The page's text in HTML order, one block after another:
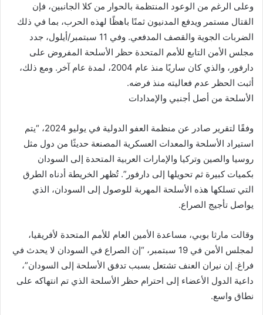
وعلى الرغم من الوعود المنتظمة بالحوار من كلا الجانبين، فإن
القتال مستمر ويدفع المدنيون ثمنًا باهظًا لهذه الحرب، بما في ذلك
الضربات الجوية والقصف المدفعي. وفي 11 سبتمبر/أيلول، جدد
مجلس الأمن التابع للأمم المتحدة حظر الأسلحة المفروض على
دارفور، والذي كان ساريًا منذ عام 2004، لمدة عام آخر. ومع ذلك،
أثبت الحظر عدم فعاليته منذ فرضه.
الأسلحة من أصل أجنبي والإمدادات
وفقًا لتقرير صادر عن منظمة العفو الدولية في يوليو 2024، “يتم
استيراد الأسلحة والمعدات العسكرية المصنعة حديثًا من دول مثل
روسيا والصين وتركيا والإمارات العربية المتحدة إلى السودان
بكميات كبيرة ثم تحويلها إلى دارفور”. تُظهر الخريطة أدناه الطرق
التي تسلكها هذه الأسلحة المهربة للوصول إلى السودان، الذي
يواصل تأجيج الصراع.
وقالت مارثا بوبي، مساعدة الأمين العام للأمم المتحدة لأفريقيا،
لمجلس الأمن في 19 سبتمبر، “إن الصراع في السودان لا يحدث في
فراغ. إن نيران العنف تشتعل بسبب تدفق الأسلحة إلى السودان”،
داعية الدول الأعضاء إلى احترام حظر الأسلحة الذي تم انتهاكه على
نطاق واسع.